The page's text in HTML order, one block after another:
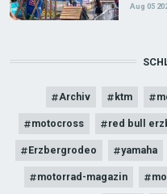
Aug 05
Archiv ktm
motocross red bull
Erzbergrodeo yamaha
motorrad-magazin